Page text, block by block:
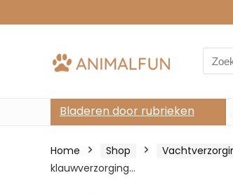
Search
for:
Bladeren door rubrieken
Home Shop
klauwverzorging…